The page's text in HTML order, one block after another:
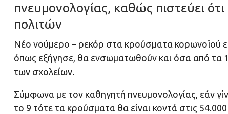
πνευμονολογίας, καθώς πιστεύει
πολιτών
Νέο νούμερο – ρεκόρ στα κρούσματα κορωνοϊού
όπως εξήγησε, θα ενσωματωθούν και όσα από τα
των σχολείων.
Σύμφωνα με τον καθηγητή πνευμονολογίας, εάν
το 9 τότε τα κρούσματα θα είναι κοντά στις